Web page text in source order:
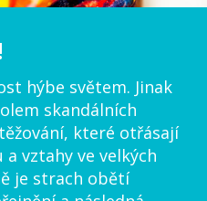
hýbe světem. Jinak
skandálních
které otřásají
vztahy ve velkých
je strach obětí